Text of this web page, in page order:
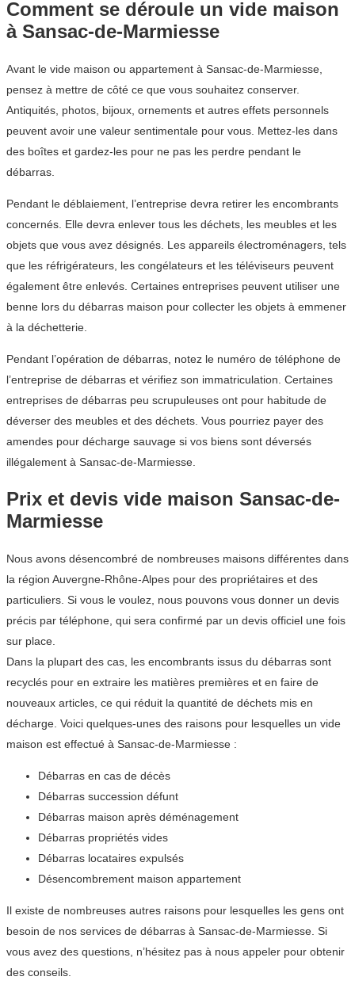
Comment se déroule un vide maison
à Sansac-de-Marmiesse
Avant le vide maison ou appartement à Sansac-de-Marmiesse,
pensez à mettre de côté ce que vous souhaitez conserver.
Antiquités, photos, bijoux, ornements et autres effets personnels
peuvent avoir une valeur sentimentale pour vous. Mettez-les dans
des boîtes et gardez-les pour ne pas les perdre pendant le
débarras.
Pendant le déblaiement, l’entreprise devra retirer les encombrants
concernés. Elle devra enlever tous les déchets, les meubles et les
objets que vous avez désignés. Les appareils électroménagers, tels
que les réfrigérateurs, les congélateurs et les téléviseurs peuvent
également être enlevés. Certaines entreprises peuvent utiliser une
benne lors du débarras maison pour collecter les objets à emmener
à la déchetterie.
Pendant l’opération de débarras, notez le numéro de téléphone de
l’entreprise de débarras et vérifiez son immatriculation. Certaines
entreprises de débarras peu scrupuleuses ont pour habitude de
déverser des meubles et des déchets. Vous pourriez payer des
amendes pour décharge sauvage si vos biens sont déversés
illégalement à Sansac-de-Marmiesse.
Prix et devis vide maison Sansac-de-
Marmiesse
Nous avons désencombré de nombreuses maisons différentes dans
la région Auvergne-Rhône-Alpes pour des propriétaires et des
particuliers. Si vous le voulez, nous pouvons vous donner un devis
précis par téléphone, qui sera confirmé par un devis officiel une fois
sur place.
Dans la plupart des cas, les encombrants issus du débarras sont
recyclés pour en extraire les matières premières et en faire de
nouveaux articles, ce qui réduit la quantité de déchets mis en
décharge. Voici quelques-unes des raisons pour lesquelles un vide
maison est effectué à Sansac-de-Marmiesse :
Débarras en cas de décès
Débarras succession défunt
Débarras maison après déménagement
Débarras propriétés vides
Débarras locataires expulsés
Désencombrement maison appartement
Il existe de nombreuses autres raisons pour lesquelles les gens ont
besoin de nos services de débarras à Sansac-de-Marmiesse. Si
vous avez des questions, n’hésitez pas à nous appeler pour obtenir
des conseils.